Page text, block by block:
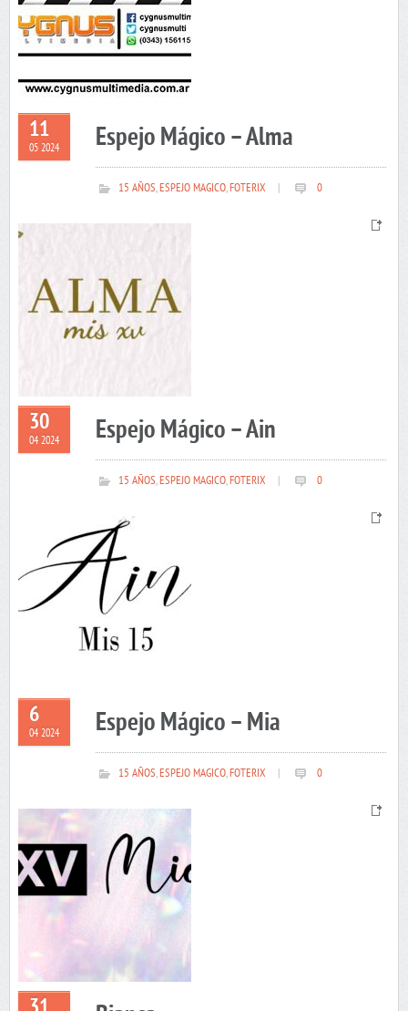
11
05 2024 Espejo Mágico – Alma
15 AÑOS,ESPEJO MAGICO,FOTERIX 0
30
04 2024 Espejo Mágico – Ain
15 AÑOS,ESPEJO MAGICO,FOTERIX 0
6
04 2024 Espejo Mágico – Mia
15 AÑOS,ESPEJO MAGICO,FOTERIX 0